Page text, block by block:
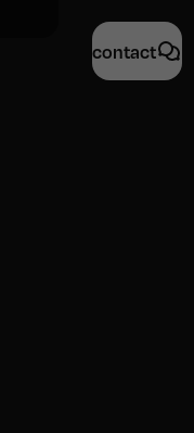
contact